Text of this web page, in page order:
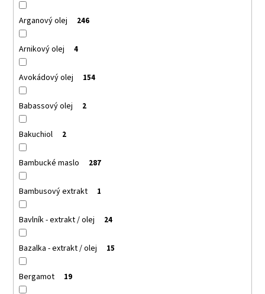
Arganový olej 246
Arnikový olej 4
Avokádový olej 154
Babassový olej 2
Bakuchiol 2
Bambucké maslo 287
Bambusový extrakt 1
Bavlník - extrakt / olej 24
Bazalka - extrakt / olej 15
Bergamot 19